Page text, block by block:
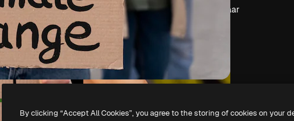
Mobiele app
Alle Magnific-tools
Onderneming
Op zoek naar
Alle rechten voorbehouden
By clicking “Accept All Cookies”, you agree to the storing of cookies on your